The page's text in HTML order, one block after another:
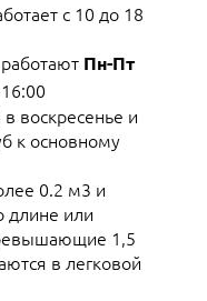
с 10 до 18
Пн-Пт
воскресенье и
к основному
0.2 м3 и
длине или
1,5
в легковой